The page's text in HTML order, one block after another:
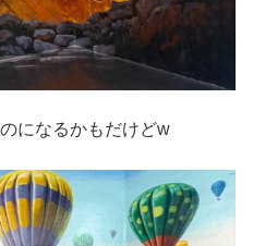
になるかもだけどw